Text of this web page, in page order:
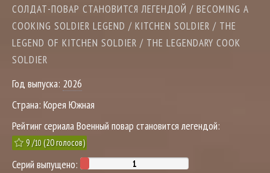
СОЛДАТ-ПОВАР СТАНОВИТСЯ ЛЕГЕНДОЙ / BECOMING A
COOKING SOLDIER LEGEND / KITCHEN SOLDIER / THE
LEGEND OF KITCHEN SOLDIER / THE LEGENDARY COOK
SOLDIER
Год выпуска: 2026
Страна: Корея Южная
Рейтинг сериала Военный повар становится легендой:
9/10(20голосов)
Серий выпущено: